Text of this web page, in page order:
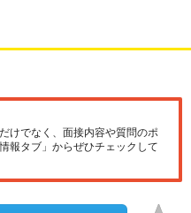
けでなく、面接内容や質問のポ
報タブ」からぜひチェックして